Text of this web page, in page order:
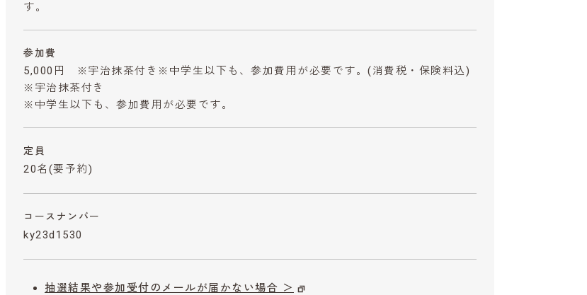
す。
参加費
5,000円 ※宇治抹茶付き※中学生以下も、参加費用が必要です。 (消費税・保険料込)
※宇治抹茶付き
※中学生以下も、参加費用が必要です。
定員
20名(要予約)
コースナンバー
ky23d1530
抽選結果や参加受付のメールが届かない場合 ＞